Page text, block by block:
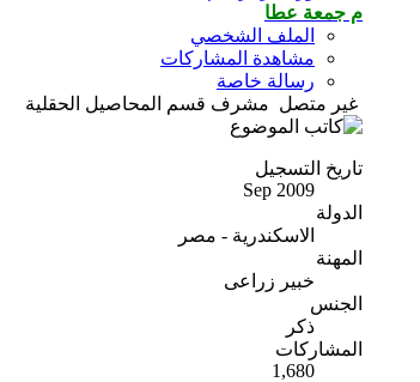
م جمعة عطا
الملف الشخصي
مشاهدة المشاركات
رسالة خاصة
غير متصل مشرف قسم المحاصيل الحقلية
تاريخ التسجيل
Sep 2009
الدولة
الاسكندرية - مصر
المهنة
خبير زراعى
الجنس
ذكر
المشاركات
1,680